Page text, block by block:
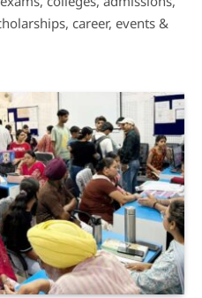
career, events &